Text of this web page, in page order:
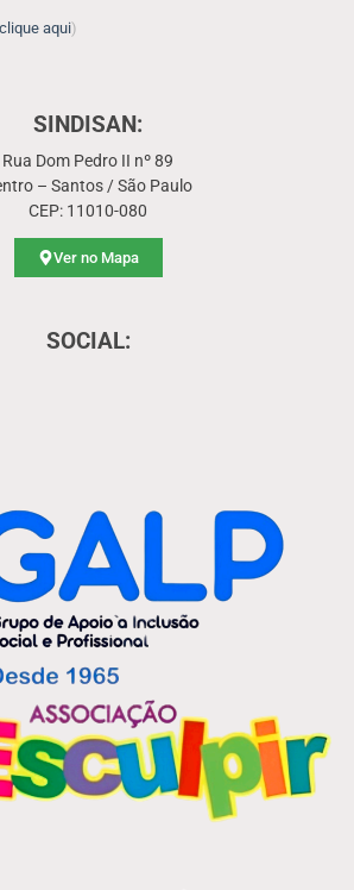
clique aqui)
SINDISAN:
Rua Dom Pedro II nº 89
– Santos / São Paulo
CEP: 11010-080
Ver no Mapa
SOCIAL: